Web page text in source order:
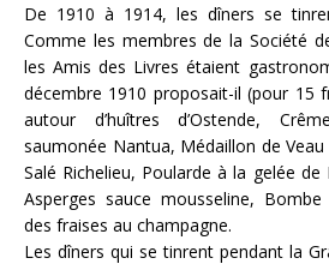
De 1910 à 1914, les dîners se
Comme les membres de la Société
les Amis des Livres étaient
décembre 1910 proposait-il (pour 15
autour d’huîtres d’Ostende,
saumonée Nantua, Médaillon de
Salé Richelieu, Poularde à la gelée
Asperges sauce mousseline,
des fraises au champagne.
Les dîners qui se tinrent pendant la